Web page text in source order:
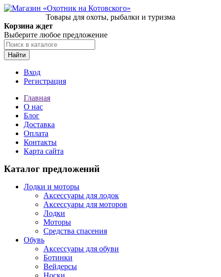
Товары для охоты, рыбалки и туризма
Корзина ждет
Выберите любое предложение
Найти
Вход
Регистрация
Главная
О нас
Блог
Доставка
Оплата
Контакты
Карта сайта
Каталог предложений
Лодки и моторы
Аксессуары для лодок
Аксессуары для моторов
Лодки
Моторы
Средства спасения
Обувь
Аксессуары для обуви
Ботинки
Вейдерсы
Носки